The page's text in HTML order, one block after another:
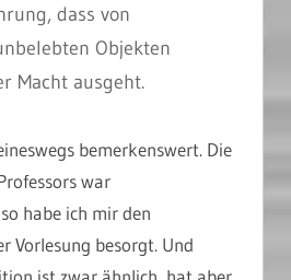
dass von
Objekten
Macht ausgeht.
bemerkenswert. Die
war
habe ich mir den
Vorlesung besorgt. Und